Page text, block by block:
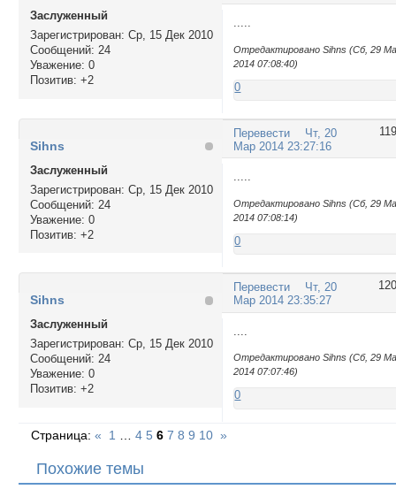
Заслуженный
Зарегистрирован: Ср, 15 Дек 2010
Сообщений: 24
Уважение: 0
Позитив: +2
Отредактировано Sihns (Сб, 29
2014 07:08:40)
0
Перевести 119
Чт, 20
Мар 2014 23:27:16
Sihns
Заслуженный
Зарегистрирован: Ср, 15 Дек 2010
Сообщений: 24
Уважение: 0
Позитив: +2
.....
Отредактировано Sihns (Сб, 29
2014 07:08:14)
0
Перевести 120
Чт, 20
Мар 2014 23:35:27
Sihns
Заслуженный
Зарегистрирован: Ср, 15 Дек 2010
Сообщений: 24
Уважение: 0
Позитив: +2
Отредактировано Sihns (Сб, 29
2014 07:07:46)
0
Страница:« 1 4 5 6 7 8 9 10 »
Похожие темы